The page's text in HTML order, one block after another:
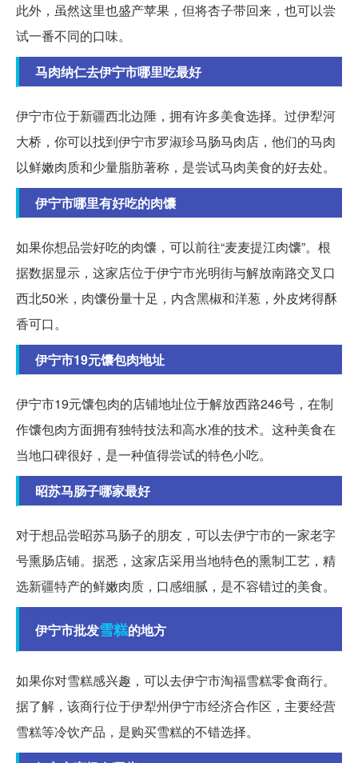
此外，虽然这里也盛产苹果，但将杏子带回来，也可以尝
试一番不同的口味。
马肉纳仁去伊宁市哪里吃最好
伊宁市位于新疆西北边陲，拥有许多美食选择。过伊犁河
大桥，你可以找到伊宁市罗淑珍马肠马肉店，他们的马肉
以鲜嫩肉质和少量脂肪著称，是尝试马肉美食的好去处。
伊宁市哪里有好吃的肉馕
如果你想品尝好吃的肉馕，可以前往“麦麦提江肉馕”。根
据数据显示，这家店位于伊宁市光明街与解放南路交叉口
西北50米，肉馕份量十足，内含黑椒和洋葱，外皮烤得酥
香可口。
伊宁市19元馕包肉地址
伊宁市19元馕包肉的店铺地址位于解放西路246号，在制
作馕包肉方面拥有独特技法和高水准的技术。这种美食在
当地口碑很好，是一种值得尝试的特色小吃。
昭苏马肠子哪家最好
对于想品尝昭苏马肠子的朋友，可以去伊宁市的一家老字
号熏肠店铺。据悉，这家店采用当地特色的熏制工艺，精
选新疆特产的鲜嫩肉质，口感细腻，是不容错过的美食。
伊宁市批发雪糕的地方
如果你对雪糕感兴趣，可以去伊宁市淘福雪糕零食商行。
据了解，该商行位于伊犁州伊宁市经济合作区，主要经营
雪糕等冷饮产品，是购买雪糕的不错选择。